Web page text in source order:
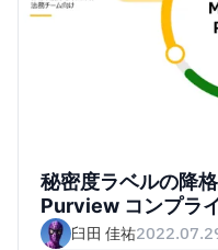
秘密度ラベルの降
Purview コンプラ
てみた臼田 佳祐